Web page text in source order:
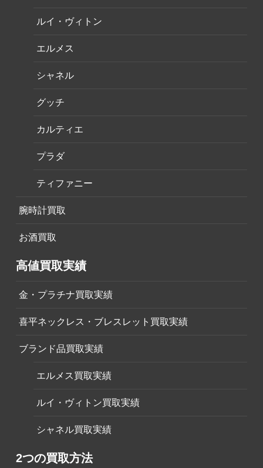
ルイ・ヴィトン
エルメス
シャネル
グッチ
カルティエ
プラダ
ティファニー
腕時計買取
お酒買取
高値買取実績
金・プラチナ買取実績
喜平ネックレス・ブレスレット買取実績
ブランド品買取実績
エルメス買取実績
ルイ・ヴィトン買取実績
シャネル買取実績
2つの買取方法